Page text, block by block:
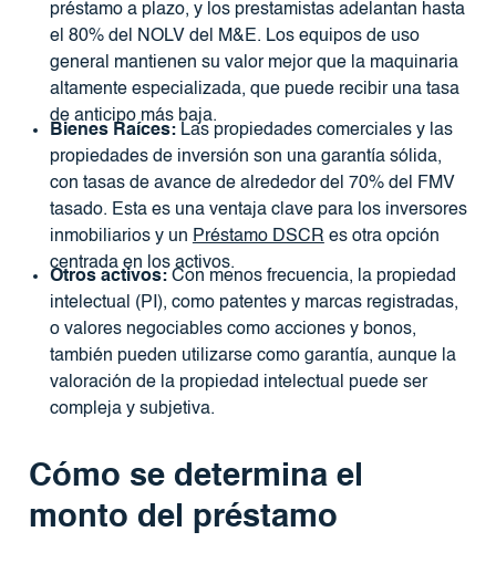
préstamo a plazo, y los prestamistas adelantan hasta
el 80% del NOLV del M&E. Los equipos de uso
general mantienen su valor mejor que la maquinaria
altamente especializada, que puede recibir una tasa
de anticipo más baja.
Bienes Raíces:Las propiedades comerciales y las
propiedades de inversión son una garantía sólida,
con tasas de avance de alrededor del 70% del FMV
tasado. Esta es una ventaja clave para los inversores
inmobiliarios y un Préstamo DSCR es otra opción
centrada en los activos.
Otros activos:Con menos frecuencia, la propiedad
intelectual (PI), como patentes y marcas registradas,
o valores negociables como acciones y bonos,
también pueden utilizarse como garantía, aunque la
valoración de la propiedad intelectual puede ser
compleja y subjetiva.
Cómo se determina el
monto del préstamo